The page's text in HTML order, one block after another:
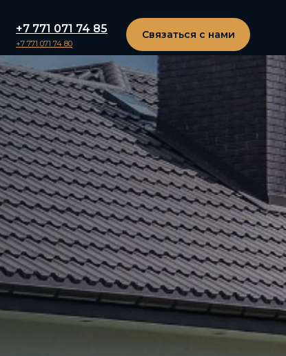
+7 771 071 74 85
+7 771 071 74 80
Связаться с нами